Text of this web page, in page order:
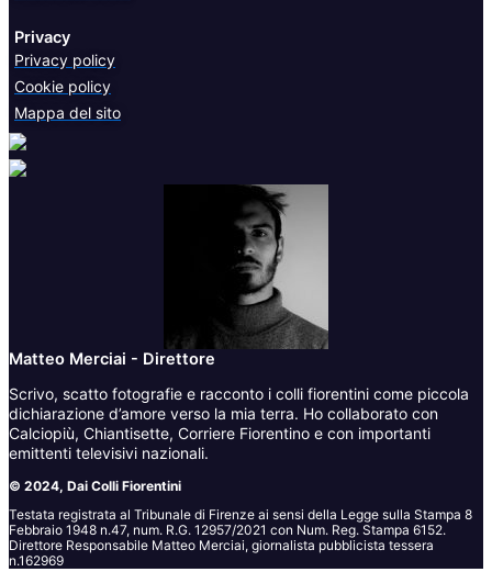
Privacy
Privacy policy
Cookie policy
Mappa del sito
Matteo Merciai - Direttore
Scrivo, scatto fotografie e racconto i colli fiorentini come piccola
dichiarazione d’amore verso la mia terra. Ho collaborato con
Calciopiù, Chiantisette, Corriere Fiorentino e con importanti
emittenti televisivi nazionali.
© 2024, Dai Colli Fiorentini
Testata registrata al Tribunale di Firenze ai sensi della Legge sulla Stampa 8
Febbraio 1948 n.47, num. R.G. 12957/2021 con Num. Reg. Stampa 6152.
Direttore Responsabile Matteo Merciai, giornalista pubblicista tessera
n.162969